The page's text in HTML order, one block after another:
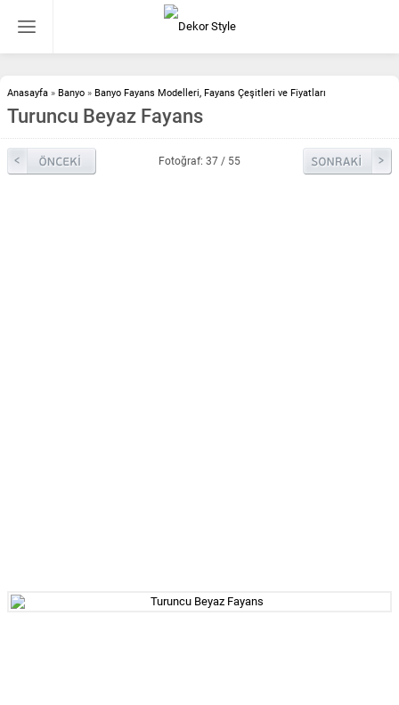
Anasayfa » Banyo » Banyo Fayans Modelleri, Fayans Çeşitleri ve Fiyatları
Turuncu Beyaz Fayans
Fotoğraf: 37 / 55